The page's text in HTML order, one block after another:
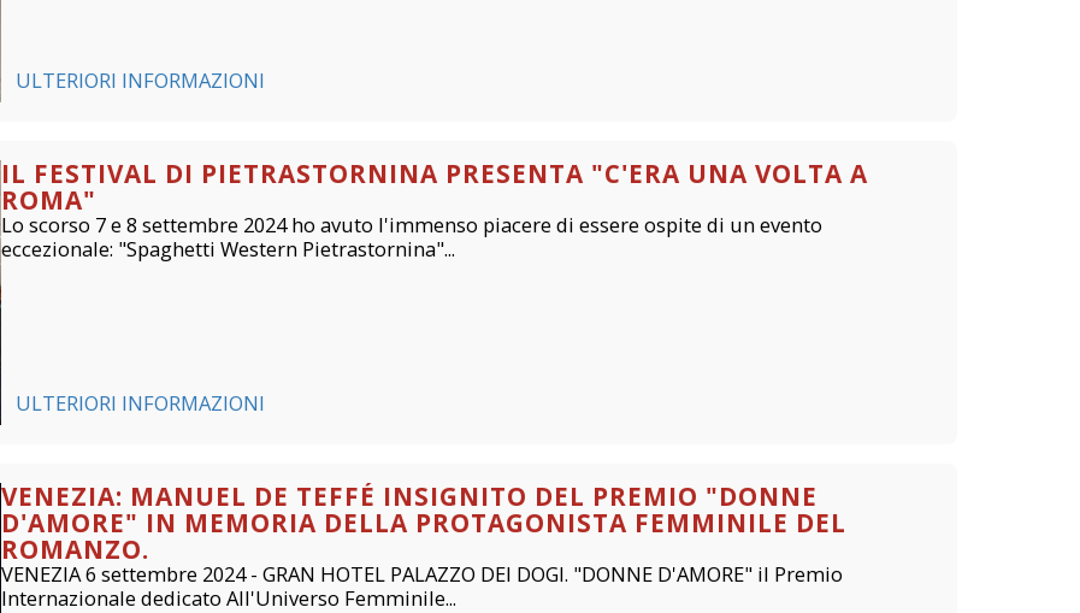
ULTERIORI INFORMAZIONI
IL FESTIVAL DI PIETRASTORNINA PRESENTA "C'ERA UNA VOLTA A
ROMA"
Lo scorso 7 e 8 settembre 2024 ho avuto l'immenso piacere di essere ospite di un evento
eccezionale: "Spaghetti Western Pietrastornina"...
ULTERIORI INFORMAZIONI
VENEZIA: MANUEL DE TEFFÉ INSIGNITO DEL PREMIO "DONNE
D'AMORE" IN MEMORIA DELLA PROTAGONISTA FEMMINILE DEL
ROMANZO.
VENEZIA 6 settembre 2024 - GRAN HOTEL PALAZZO DEI DOGI. "DONNE D'AMORE" il Premio
Internazionale dedicato All'Universo Femminile...